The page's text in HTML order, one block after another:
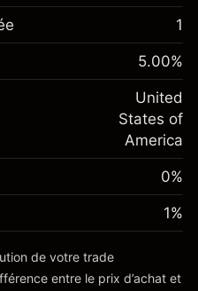
de
de la
-0.021568
%
(-$4.31)
effet de levier
de levier
$1,000.00
-0.000654
%
(-$0.13)
effet de levier
de levier
1
5.00%
United
States of
America
0%
1%
de votre trade
entre le prix d’achat et